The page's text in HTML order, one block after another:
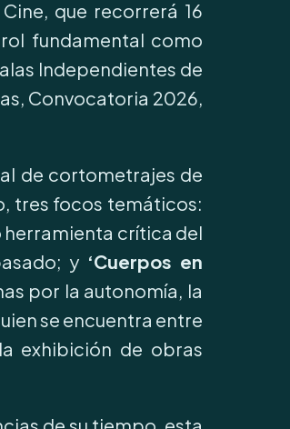
que recorrerá 16
fundamental como
Independientes de
Convocatoria 2026,
de cortometrajes de
tres focos temáticos:
crítica del
y‘Cuerpos en
por la autonomía, la
se encuentra entre
exhibición de obras